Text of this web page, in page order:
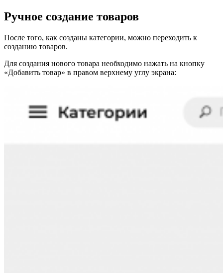
Ручное создание товаров
После того, как созданы категории, можно переходить к
созданию товаров.
Для создания нового товара необходимо нажать на кнопку
«Добавить товар» в правом верхнему углу экрана: